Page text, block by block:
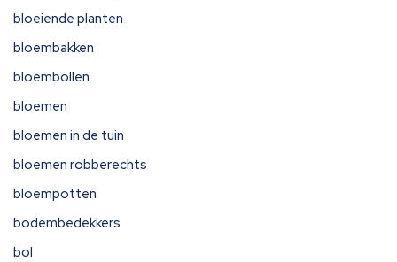
bloeiende planten
bloembakken
bloembollen
bloemen
bloemen in de tuin
bloemen robberechts
bloempotten
bodembedekkers
bol